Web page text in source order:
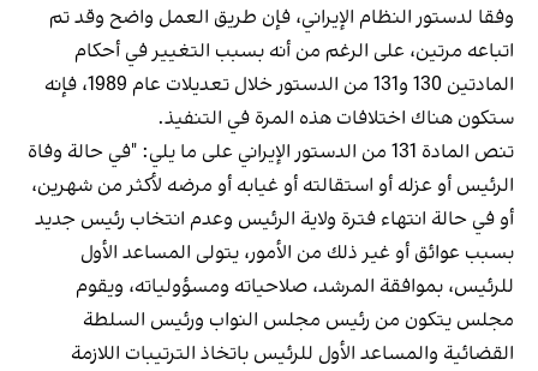
وفقا لدستور النظام الإيراني، فإن طريق العمل واضح وقد تم
اتباعه مرتين، على الرغم من أنه بسبب التغيير في أحكام
المادتين 130 و131 من الدستور خلال تعديلات عام 1989، فإنه
ستكون هناك اختلافات هذه المرة في التنفيذ.
تنص المادة 131 من الدستور الإيراني على ما يلي: "في حالة وفاة
الرئيس أو عزله أو استقالته أو غيابه أو مرضه لأكثر من شهرين،
أو في حالة انتهاء فترة ولاية الرئيس وعدم انتخاب رئيس جديد
بسبب عوائق أو غير ذلك من الأمور، يتولى المساعد الأول
للرئيس، بموافقة المرشد، صلاحياته ومسؤولياته، ويقوم
مجلس يتكون من رئيس مجلس النواب ورئيس السلطة
القضائية والمساعد الأول للرئيس باتخاذ الترتيبات اللازمة